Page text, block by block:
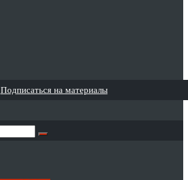
Подписаться на материалы